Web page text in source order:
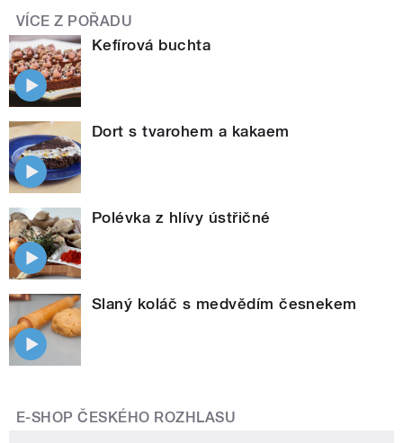
VÍCE Z POŘADU
Kefírová buchta
Dort s tvarohem a kakaem
Polévka z hlívy ústřičné
Slaný koláč s medvědím česnekem
E-SHOP ČESKÉHO ROZHLASU